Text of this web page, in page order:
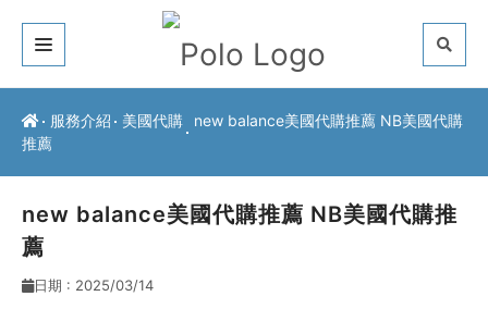
關於我們
服務介紹
常見問題
服務介紹 美國代購
new balance美國代購推薦 NB美國代購
推薦
new balance美國代購推薦 NB美國代購推
薦
日期 : 2025/03/14